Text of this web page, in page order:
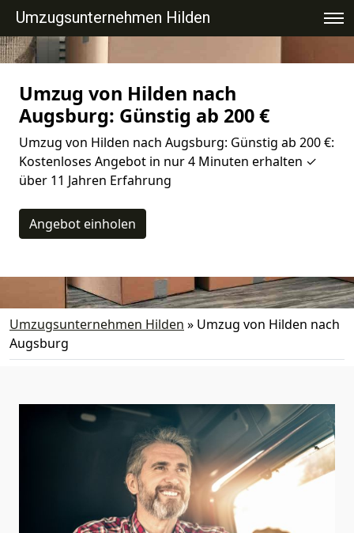
Umzugsunternehmen Hilden
Umzug von Hilden nach
Augsburg: Günstig ab 200 €
Umzug von Hilden nach Augsburg: Günstig ab 200 €:
Kostenloses Angebot in nur 4 Minuten erhalten ✓
über 11 Jahren Erfahrung
Angebot einholen
Umzugsunternehmen Hilden » Umzug von Hilden nach
Augsburg